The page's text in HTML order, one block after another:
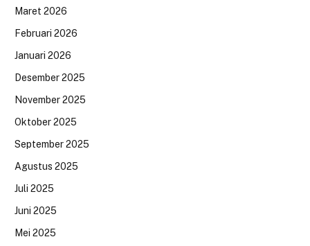
Maret 2026
Februari 2026
Januari 2026
Desember 2025
November 2025
Oktober 2025
September 2025
Agustus 2025
Juli 2025
Juni 2025
Mei 2025